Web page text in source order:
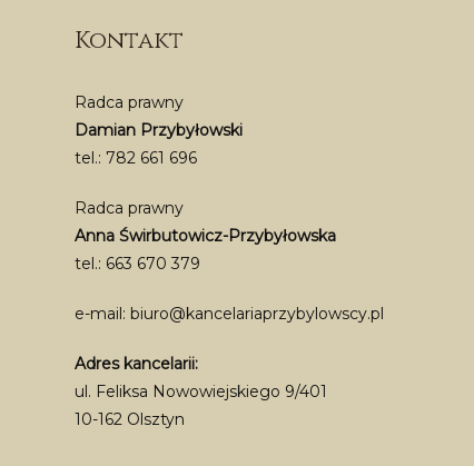
Kontakt
Radca prawny
Damian Przybyłowski
tel.: 782 661 696
Radca prawny
Anna Świrbutowicz-Przybyłowska
tel.: 663 670 379
e-mail:biuro@kancelariaprzybylowscy.pl
Adres kancelarii:
ul. Feliksa Nowowiejskiego 9/401
10-162 Olsztyn